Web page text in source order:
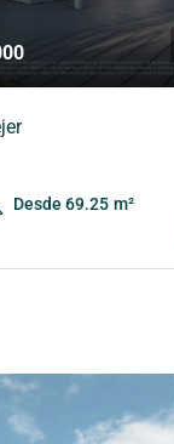
Desde 69.25 m²